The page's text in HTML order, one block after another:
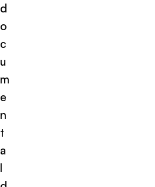
d
o
c
u
m
e
n
t
a
l